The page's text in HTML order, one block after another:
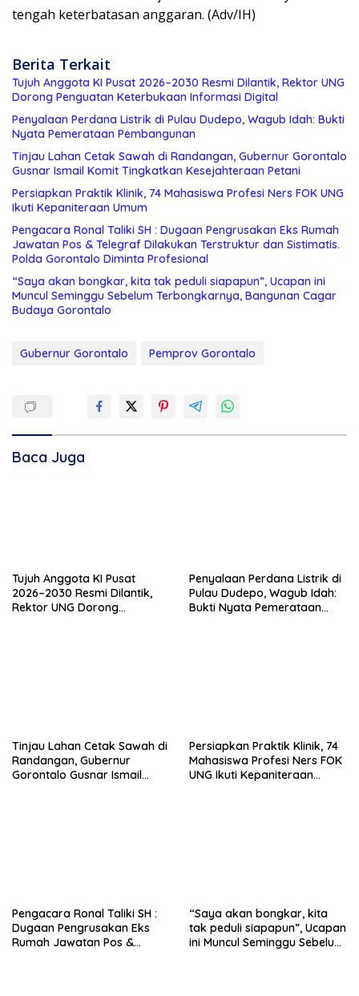
tengah keterbatasan anggaran. (Adv/IH)
Berita Terkait
Tujuh Anggota KI Pusat 2026–2030 Resmi Dilantik, Rektor UNG
Dorong Penguatan Keterbukaan Informasi Digital
Penyalaan Perdana Listrik di Pulau Dudepo, Wagub Idah: Bukti
Nyata Pemerataan Pembangunan
Tinjau Lahan Cetak Sawah di Randangan, Gubernur Gorontalo
Gusnar Ismail Komit Tingkatkan Kesejahteraan Petani
Persiapkan Praktik Klinik, 74 Mahasiswa Profesi Ners FOK UNG
Ikuti Kepaniteraan Umum
Pengacara Ronal Taliki SH : Dugaan Pengrusakan Eks Rumah
Jawatan Pos & Telegraf Dilakukan Terstruktur dan Sistimatis.
Polda Gorontalo Diminta Profesional
“Saya akan bongkar, kita tak peduli siapapun”, Ucapan ini
Muncul Seminggu Sebelum Terbongkarnya, Bangunan Cagar
Budaya Gorontalo
Gubernur Gorontalo Pemprov Gorontalo
Baca Juga
Tujuh Anggota KI Pusat
2026–2030 Resmi Dilantik,
Rektor UNG Dorong
Penyalaan Perdana Listrik di
Pulau Dudepo, Wagub Idah:
Bukti Nyata Pemerataan
Tinjau Lahan Cetak Sawah di
Randangan, Gubernur
Gorontalo Gusnar Ismail
Persiapkan Praktik Klinik, 74
Mahasiswa Profesi Ners FOK
UNG Ikuti Kepaniteraan
Pengacara Ronal Taliki SH :
Dugaan Pengrusakan Eks
Rumah Jawatan Pos &
“Saya akan bongkar, kita
tak peduli siapapun”, Ucapan
ini Muncul Seminggu Sebelum